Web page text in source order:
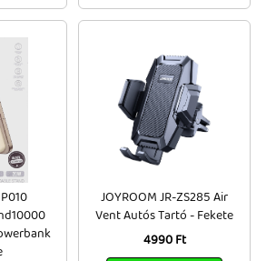
JOYROOM JR-ZS285 Air
Vent Autós Tartó - Fekete
4990 Ft